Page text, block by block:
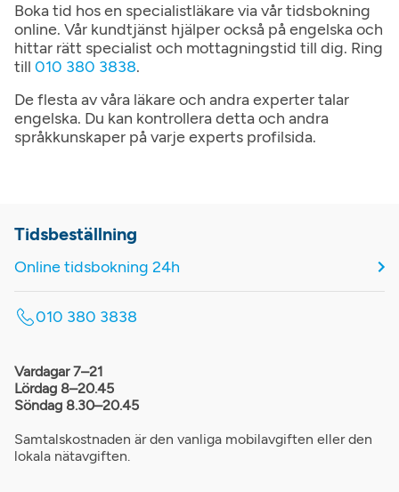
Boka tid hos en specialistläkare via vår tidsbokning
online. Vår kundtjänst hjälper också på engelska och
hittar rätt specialist och mottagningstid till dig. Ring
till 010 380 3838.
De flesta av våra läkare och andra experter talar
engelska. Du kan kontrollera detta och andra
språkkunskaper på varje experts profilsida.
Tidsbeställning
Online tidsbokning 24h
010 380 3838
Vardagar 7–21
Lördag 8–20.45
Söndag 8.30–20.45
Samtalskostnaden är den vanliga mobilavgiften eller den
lokala nätavgiften.